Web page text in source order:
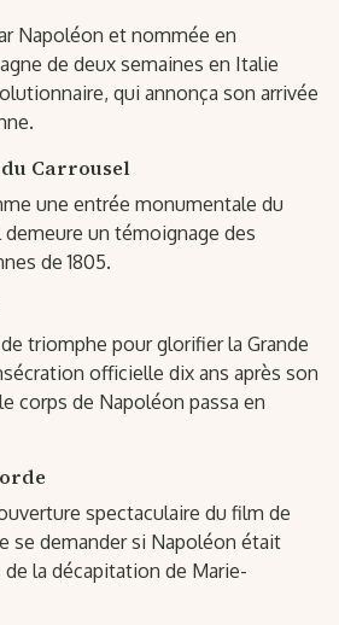
Napoléon et nommée en
de deux semaines en Italie
qui annonça son arrivée
Carrousel
une entrée monumentale du
un témoignage des
de 1805.
triomphe pour glorifier la Grande
officielle dix ans après son
corps de Napoléon passa en
spectaculaire du film de
se demander si Napoléon était
la décapitation de Marie-